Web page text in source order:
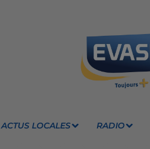
ACTUS LOCALES RADIO